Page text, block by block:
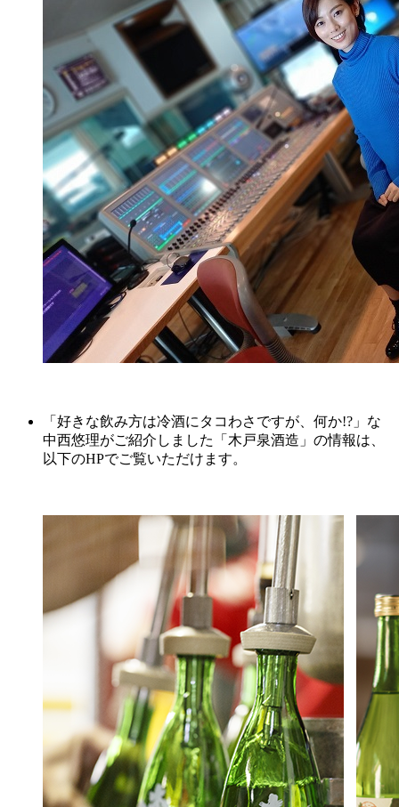
「好きな飲み方は冷酒にタコわさですが、何か!?」な
中西悠理がご紹介しました「木戸泉酒造」の情報は、
以下のHPでご覧いただけます。